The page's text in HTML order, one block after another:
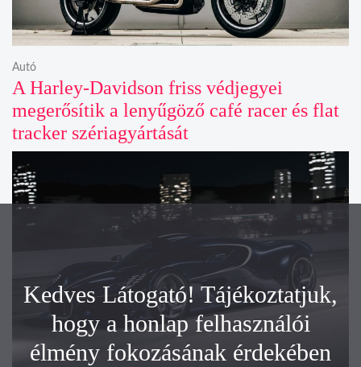
A Harley-Davidson friss védjegyei
megerősítik a lenyűgöző café racer és flat
tracker szériagyártását
Autó
Kedves Látogató! Tájékoztatjuk,
hogy a honlap felhasználói
élmény fokozásának érdekében